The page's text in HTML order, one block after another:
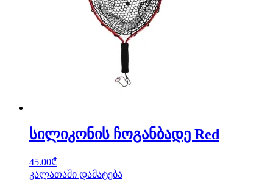
სილიკონის ჩოგანბადე Red
45.00₾
კალათაში დამატება